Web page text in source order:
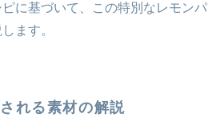
に基づいて、この特別なレモンパ
ます。
れる素材の解説